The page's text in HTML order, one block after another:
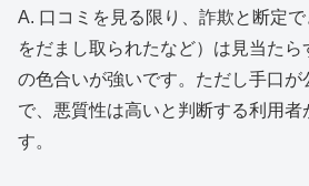
A. 口コミを見る限り、詐欺と断定
をだまし取られたなど）は見当た
の色合いが強いです。ただし手口が
で、悪質性は高いと判断する利用者
す。